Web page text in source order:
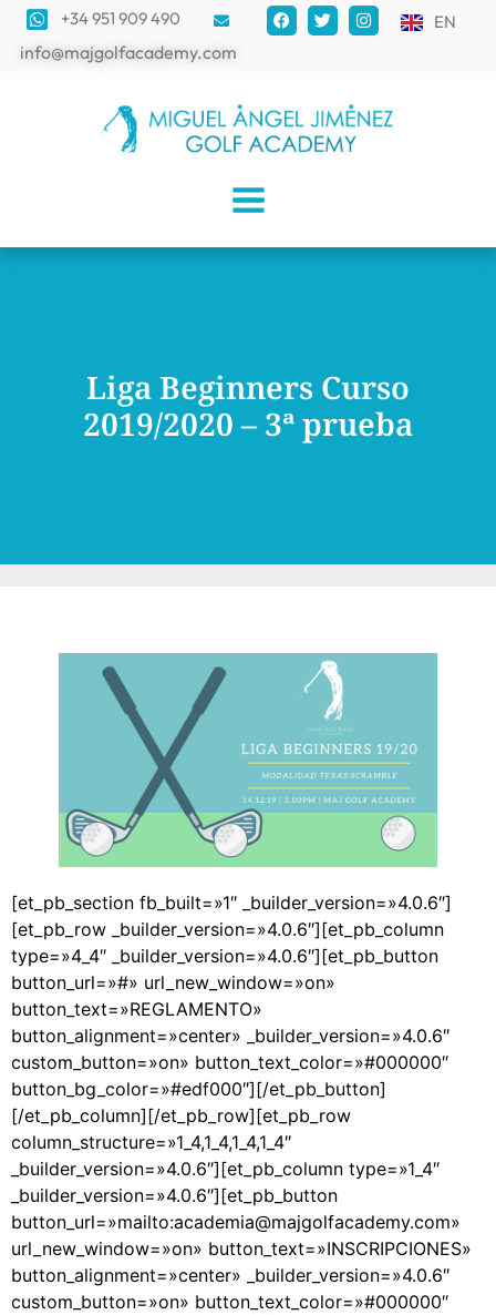
+34 951 909 490
info@majgolfacademy.com
EN
Liga Beginners Curso
2019/2020 – 3ª prueba
[et_pb_section fb_built=»1″ _builder_version=»4.0.6″]
[et_pb_row _builder_version=»4.0.6″][et_pb_column
type=»4_4″ _builder_version=»4.0.6″][et_pb_button
button_url=»#» url_new_window=»on»
button_text=»REGLAMENTO»
button_alignment=»center» _builder_version=»4.0.6″
custom_button=»on» button_text_color=»#000000″
button_bg_color=»#edf000″][/et_pb_button]
[/et_pb_column][/et_pb_row][et_pb_row
column_structure=»1_4,1_4,1_4,1_4″
_builder_version=»4.0.6″][et_pb_column type=»1_4″
_builder_version=»4.0.6″][et_pb_button
button_url=»mailto:academia@majgolfacademy.com»
url_new_window=»on» button_text=»INSCRIPCIONES»
button_alignment=»center» _builder_version=»4.0.6″
custom_button=»on» button_text_color=»#000000″